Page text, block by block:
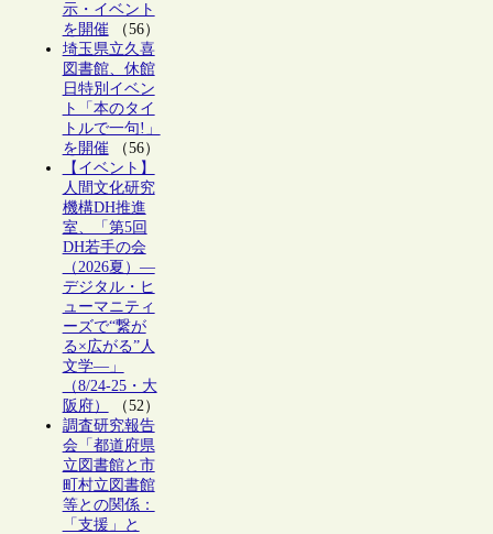
示・イベント
を開催（56）
埼玉県立久喜
図書館、休館
日特別イベン
ト「本のタイ
トルで一句!」
を開催（56）
【イベント】
人間文化研究
機構DH推進
室、「第5回
DH若手の会
（2026夏）―
デジタル・ヒ
ューマニティ
ーズで“繋が
る×広がる”人
文学―」
（8/24-25・大
阪府）
（52）
調査研究報告
会「都道府県
立図書館と市
町村立図書館
等との関係：
「支援」と